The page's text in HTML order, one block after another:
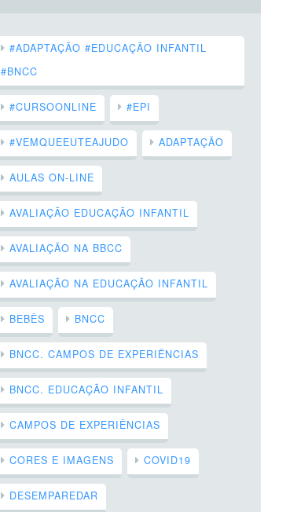
#ADAPTAÇÃO #EDUCAÇÃO INFANTIL
#BNCC
#CURSOONLINE #EPI
#VEMQUEEUTEAJUDO ADAPTAÇÃO
AULAS ON-LINE
AVALIAÇÃO EDUCAÇÃO INFANTIL
AVALIAÇÃO NA BBCC
AVALIAÇÃO NA EDUCAÇÃO INFANTIL
BEBÊS BNCC
BNCC. CAMPOS DE EXPERIÊNCIAS
BNCC. EDUCAÇÃO INFANTIL
CAMPOS DE EXPERIÊNCIAS
CORES E IMAGENS COVID19
DESEMPAREDAR